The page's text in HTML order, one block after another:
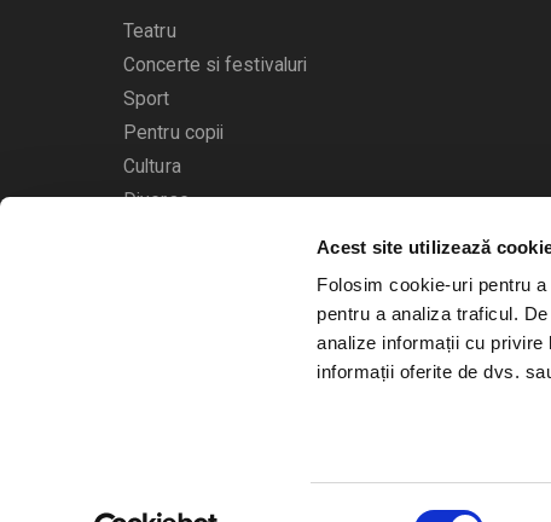
Acest site utilizează
Folosim cookie-uri pentru
pentru a analiza traficul.
analize informații cu
informații oferite de dvs.
Teatru
Concerte si festivaluri
Sport
Pentru copii
Cultura
Diverse
Calendarul evenimentelor
Bilete.ro